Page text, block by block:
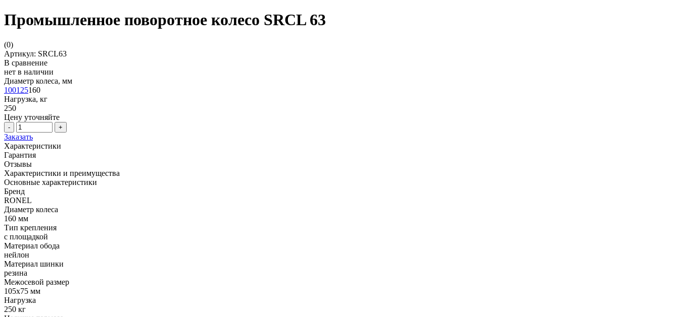
Промышленное поворотное колесо SRCL 63
(0)
Артикул: SRCL63
В сравнение
нет в наличии
Диаметр колеса, мм
100125160
Нагрузка, кг
250
Цену уточняйте
- +
Заказать
Характеристики
Гарантия
Отзывы
Характеристики и преимущества
Основные характеристики
Бренд
RONEL
Диаметр колеса
160 мм
Тип крепления
с площадкой
Материал обода
нейлон
Материал шинки
резина
Межосевой размер
105x75 мм
Нагрузка
250 кг